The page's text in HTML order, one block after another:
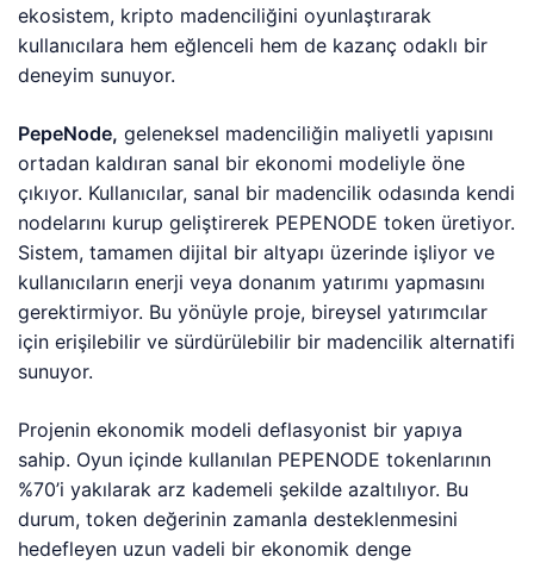
ekosistem, kripto madenciliğini oyunlaştırarak
kullanıcılara hem eğlenceli hem de kazanç odaklı bir
deneyim sunuyor.
PepeNode, geleneksel madenciliğin maliyetli yapısını
ortadan kaldıran sanal bir ekonomi modeliyle öne
çıkıyor. Kullanıcılar, sanal bir madencilik odasında kendi
nodelarını kurup geliştirerek PEPENODE token üretiyor.
Sistem, tamamen dijital bir altyapı üzerinde işliyor ve
kullanıcıların enerji veya donanım yatırımı yapmasını
gerektirmiyor. Bu yönüyle proje, bireysel yatırımcılar
için erişilebilir ve sürdürülebilir bir madencilik alternatifi
sunuyor.
Projenin ekonomik modeli deflasyonist bir yapıya
sahip. Oyun içinde kullanılan PEPENODE tokenlarının
%70’i yakılarak arz kademeli şekilde azaltılıyor. Bu
durum, token değerinin zamanla desteklenmesini
hedefleyen uzun vadeli bir ekonomik denge